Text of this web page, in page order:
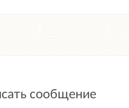
сообщение